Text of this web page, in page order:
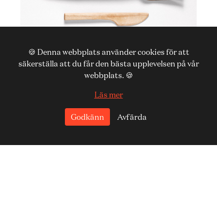
Lär dig tälja köksredskap
Lär dig tälja köksredskap med Moa Brännström
Utforska livet i Norden
🍪 Denna webbplats använder cookies för att
säkerställa att du får den bästa upplevelsen på vår
webbplats. 🍪
Läs mer
Godkänn Avfärda